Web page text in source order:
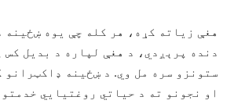
هغې زیاته کړه، هر کله چې یوه ښځینه
دنده پرېږدي، د هغې لپاره د بدیل کس
ستونزو سره مل وي. د ښځینه ډاکټرانو
او نجونو ته د حیاتي روغتیايي